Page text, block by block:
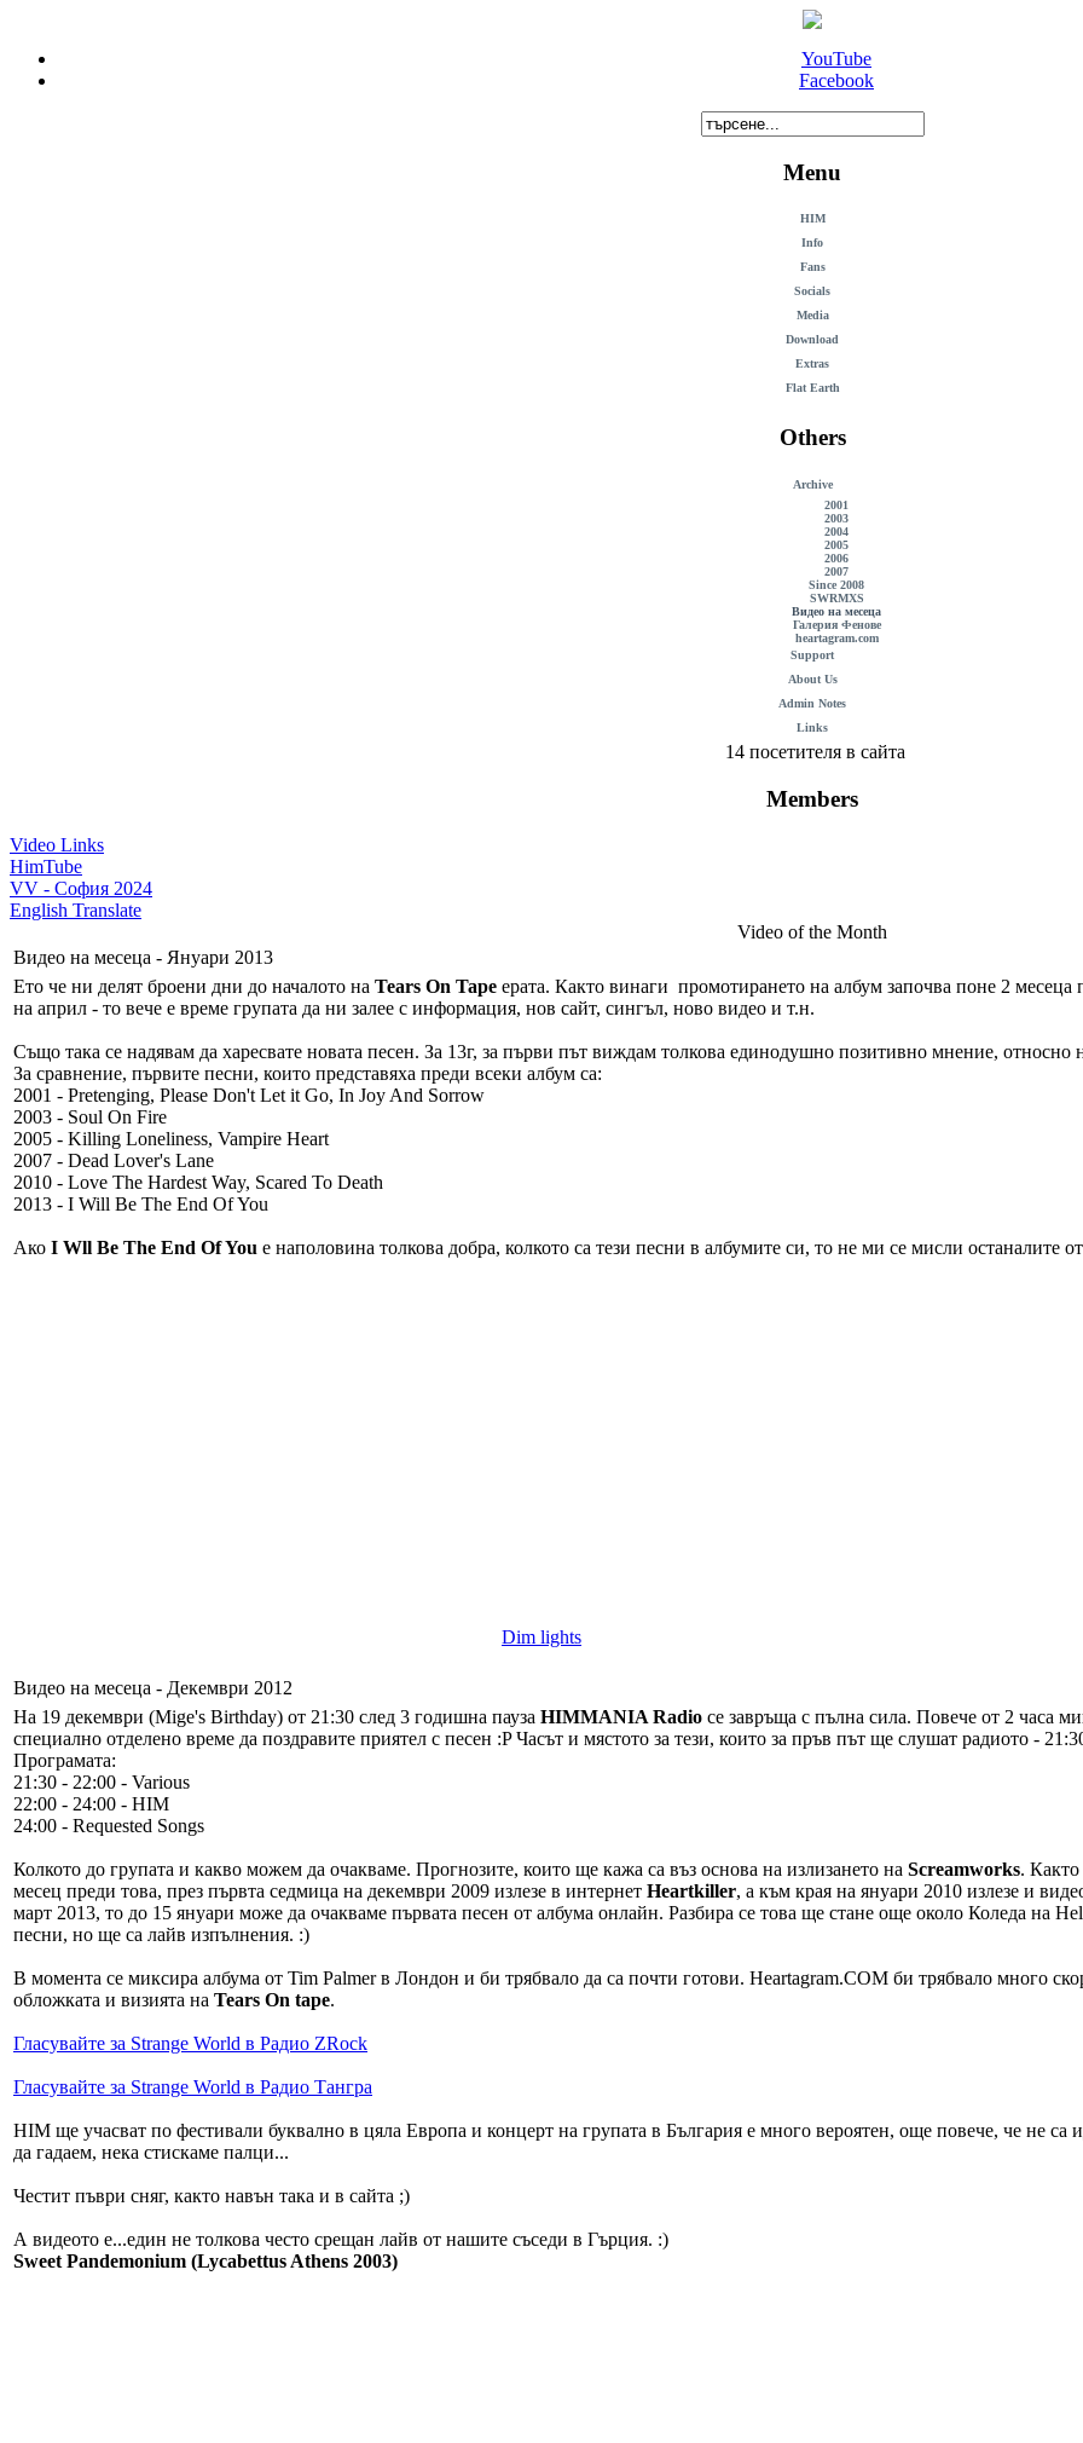
YouTube
Facebook
Menu
HIM
Info
Fans
Socials
Media
Download
Extras
Flat Earth
Others
Archive
2001
2003
2004
2005
2006
2007
Since 2008
SWRMXS
Видео на месеца
Галерия Фенове
heartagram.com
Support
About Us
Admin Notes
Links
14 посетителя в сайта
Members
Video Links
HimTube
VV - София 2024
English Translate
Video of the Month
Видео на месеца - Януари 2013
Ето че ни делят броени дни до началото на Tears On Tape ерата. Както винаги промотирането на албум започва поне 2
на април - то вече е време групата да ни залее с информация, нов сайт, сингъл, ново видео и т.н.
Също така се надявам да харесвате новата песен. За 13г, за първи път виждам толкова единодушно позитивно мнение, относно
За сравнение, първите песни, които представяха преди всеки албум са:
2001 - Pretenging, Please Don't Let it Go, In Joy And Sorrow
2003 - Soul On Fire
2005 - Killing Loneliness, Vampire Heart
2007 - Dead Lover's Lane
2010 - Love The Hardest Way, Scared To Death
2013 - I Will Be The End Of You
Ако I Wll Be The End Of You е наполовина толкова добра, колкото са тези песни в албумите си, то не ми се мисли останалите от
Dim lights
Видео на месеца - Декември 2012
На 19 декември (Mige's Birthday) от 21:30 след 3 годишна пауза HIMMANIA Radio се завръща с пълна сила. Повече от 2 часа
специално отделено време да поздравите приятел с песен :P Часът и мястото за тези, които за пръв път ще слушат радиото -
Програмата:
21:30 - 22:00 - Various
22:00 - 24:00 - HIM
24:00 - Requested Songs
Колкото до групата и какво можем да очакваме. Прогнозите, които ще кажа са въз основа на излизането на Screamworks. Както
месец преди това, през първта седмица на декември 2009 излезе в интернет Heartkiller, а към края на януари 2010 излезе и
март 2013, то до 15 януари може да очакваме първата песен от албума онлайн. Разбира се това ще стане още около Коледа на
песни, но ще са лайв изпълнения. :)
В момента се миксира албума от Tim Palmer в Лондон и би трябвало да са почти готови. Heartagram.COM би трябвало много
обложката и визията на Tears On tape.
Гласувайте за Strange World в Радио ZRock
Гласувайте за Strange World в Радио Тангра
HIM ще учасват по фестивали буквално в цяла Европа и концерт на групата в България е много вероятен, още повече, че не са
да гадаем, нека стискаме палци...
Честит пъври сняг, както навън така и в сайта ;)
А видеото е...един не толкова често срещан лайв от нашите съседи в Гърция. :)
Sweet Pandemonium (Lycabettus Athens 2003)